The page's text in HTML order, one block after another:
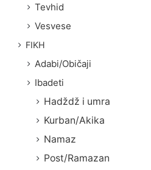
Tevhid
Vesvese
FIKH
Adabi/Običaji
Ibadeti
Hadždž i umra
Kurban/Akika
Namaz
Post/Ramazan